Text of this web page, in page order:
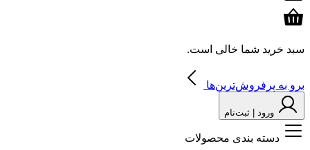
سبد خرید شما خالی است.
برو به پرفروش‌ترین‌ها
ورود | ثبت‌نام
دسته بندی محصولات